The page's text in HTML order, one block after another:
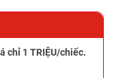
chỉ 1 TRIỆU/chiếc.